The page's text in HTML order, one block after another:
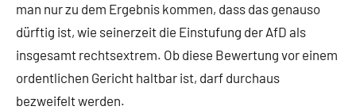
man nur zu dem Ergebnis kommen, dass das genauso
dürftig ist, wie seinerzeit die Einstufung der AfD als
insgesamt rechtsextrem. Ob diese Bewertung vor einem
ordentlichen Gericht haltbar ist, darf durchaus
bezweifelt werden.